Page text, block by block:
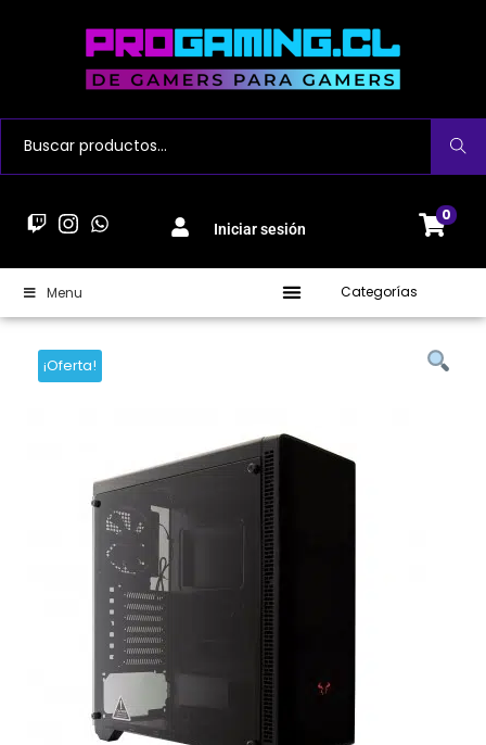
Buscar
Iniciar sesión
0
Menu Categorías
¡Oferta!